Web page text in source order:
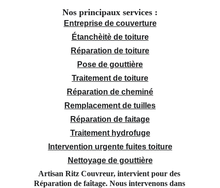
Nos principaux services :
Entreprise de couverture
Étanchèitè de toiture
Réparation de toiture
Pose de gouttière
Traitement de toiture
Réparation de cheminé
Remplacement de tuilles
Réparation de faitage
Traitement hydrofuge
Intervention urgente fuites toiture
Nettoyage de gouttière
Artisan Ritz Couvreur, intervient pour des
Réparation de faîtage. Nous intervenons dans